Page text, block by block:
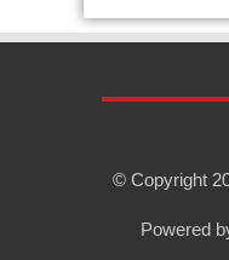
© Copyright
Powered